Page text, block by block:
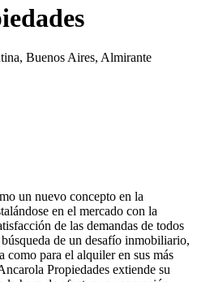
Buenos Aires, Almirante
un nuevo concepto en la
en el mercado con la
de las demandas de todos
de un desafío inmobiliario,
como para el alquiler en sus más
Propiedades extiende su